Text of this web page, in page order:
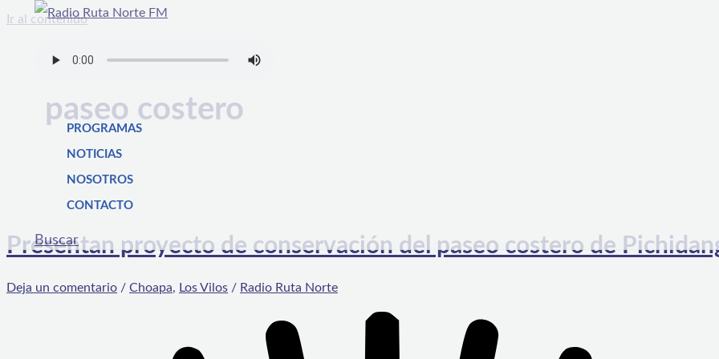
Ir al contenido
PROGRAMAS
NOTICIAS
NOSOTROS
CONTACTO
Buscar
paseo costero
Presentan proyecto de conservación del paseo costero de
Deja un comentario / Choapa, Los Vilos / Radio Ruta Norte